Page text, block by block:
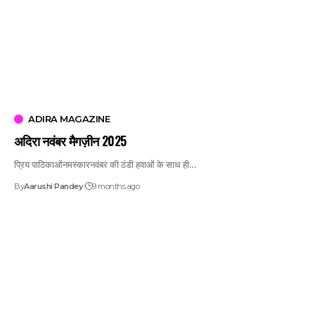
ADIRA MAGAZINE
अदिरा नवंबर मैगज़ीन 2025
प्रिय पाठिकाओंनमस्कारनवंबर की ठंडी हवाओं के साथ ही…
ByAarushi Pandey 9 months ago